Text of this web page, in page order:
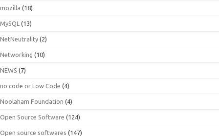
mozilla (18)
MySQL (13)
NetNeutrality (2)
Networking (10)
NEWS (7)
no code or Low Code (4)
Noolaham Foundation (4)
Open Source Software (124)
Open source softwares (147)